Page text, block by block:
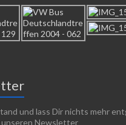
und lass Dir nichts mehr
Newsletter